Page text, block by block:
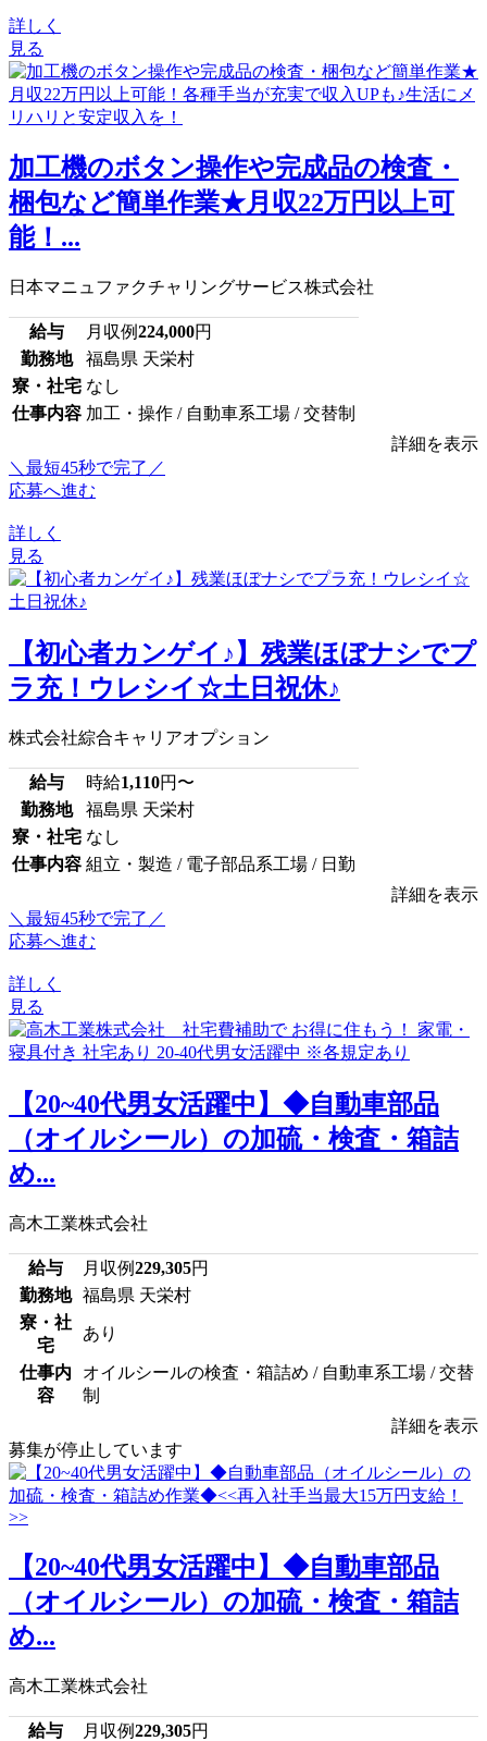
詳しく
見る
加工機のボタン操作や完成品の検査・
梱包など簡単作業★月収22万円以上可
能！...
日本マニュファクチャリングサービス株式会社
給与 月収例224,000円
勤務地
福島県 天栄村
寮・社宅 なし
仕事内容 加工・操作 / 自動車系工場 / 交替制
詳細を表示
＼最短45秒で完了／
応募へ進む
詳しく
見る
【初心者カンゲイ♪】残業ほぼナシでプ
ラ充！ウレシイ☆土日祝休♪
株式会社綜合キャリアオプション
給与 時給1,110円〜
勤務地
福島県 天栄村
寮・社宅 なし
仕事内容 組立・製造 / 電子部品系工場 / 日勤
詳細を表示
＼最短45秒で完了／
応募へ進む
詳しく
見る
【20~40代男女活躍中】◆自動車部品
（オイルシール）の加硫・検査・箱詰
め...
高木工業株式会社
給与 月収例229,305円
勤務地
福島県 天栄村
寮・社
宅
あり
仕事内
容
オイルシールの検査・箱詰め / 自動車系工場 / 交替
制
詳細を表示
募集が停止しています
【20~40代男女活躍中】◆自動車部品
（オイルシール）の加硫・検査・箱詰
め...
高木工業株式会社
給与 月収例229,305円